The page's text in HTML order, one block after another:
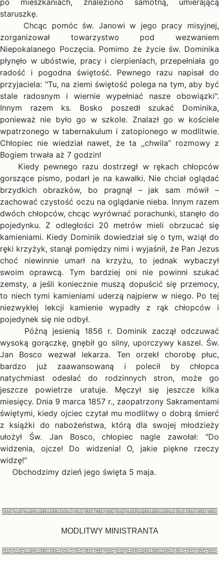
staruszkę.
Chcąc pomóc św. Janowi w jego pracy misyjnej,
zorganizował towarzystwo pod wezwaniem
Niepokalanego Poczęcia. Pomimo że życie św. Dominika
płynęło w ubóstwie, pracy i cierpieniach, przepełniała go
radość i pogodna świętość. Pewnego razu napisał do
przyjaciela: "Tu, na ziemi świętość polega na tym, aby być
stale radosnym i wiernie wypełniać nasze obowiązki".
Innym razem ks. Bosko poszedł szukać Dominika,
ponieważ nie było go w szkole. Znalazł go w kościele
wpatrzonego w tabernakulum i zatopionego w modlitwie.
Chłopiec nie wiedział nawet, że ta ,,chwila” rozmowy z
Bogiem trwała aż 7 godzin!
Kiedy pewnego razu dostrzegł w rękach chłopców
gorszące pismo, podarł je na kawałki. Nie chciał oglądać
brzydkich obrazków, bo pragnął – jak sam mówił –
zachować czystość oczu na oglądanie nieba. Innym razem
dwóch chłopców, chcąc wyrównać porachunki, stanęło do
pojedynku. Z odległości 20 metrów mieli obrzucać się
kamieniami. Kiedy Dominik dowiedział się o tym, wziął do
ręki krzyżyk, stanął pomiędzy nimi i wyjaśnił, że Pan Jezus
choć niewinnie umarł na krzyżu, to jednak wybaczył
swoim oprawcą. Tym bardziej oni nie powinni szukać
zemsty, a jeśli koniecznie muszą dopuścić się przemocy,
to niech tymi kamieniami uderzą najpierw w niego. Po tej
niezwykłej lekcji kamienie wypadły z rąk chłopców i
pojedynek się nie odbył.
Późną jesienią 1856 r. Dominik zaczął odczuwać
wysoką gorączkę, gnębił go silny, uporczywy kaszel. Św.
Jan Bosco wezwał lekarza. Ten orzekł chorobę płuc,
bardzo już zaawansowaną i polecił by chłopca
natychmiast odesłać do rodzinnych stron, może go
jeszcze powietrze uratuje. Męczył się jeszcze kilka
miesięcy. Dnia 9 marca 1857 r., zaopatrzony Sakramentami
świętymi, kiedy ojciec czytał mu modlitwy o dobrą śmierć
z książki do nabożeństwa, którą dla swojej młodzieży
ułożył Św. Jan Bosco, chłopiec nagle zawołał: "Do
widzenia, ojcze! Do widzenia! O, jakie piękne rzeczy
widzę!"
Obchodzimy dzień jego święta 5 maja.
MODLITWY MINISTRANTA